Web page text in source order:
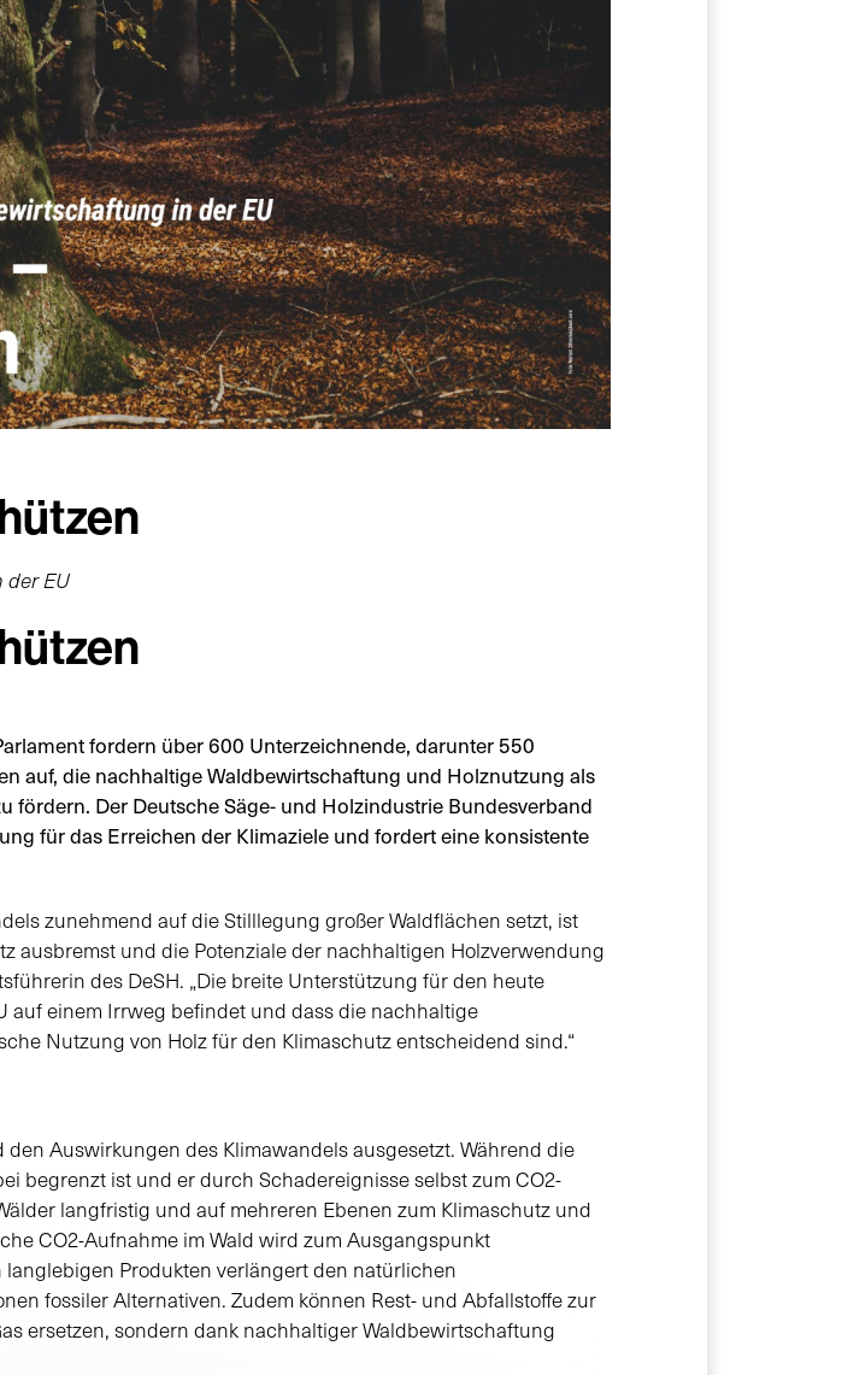
der EU
fordern über 600 Unterzeichnende, darunter 550
auf, die nachhaltige Waldbewirtschaftung und Holznutzung als
fördern. Der Deutsche Säge- und Holzindustrie Bundesverband
für das Erreichen der Klimaziele und fordert eine konsistente
zunehmend auf die Stilllegung großer Waldflächen setzt, ist
ausbremst und die Potenziale der nachhaltigen Holzverwendung
des DeSH. „Die breite Unterstützung für den heute
auf einem Irrweg befindet und dass die nachhaltige
Nutzung von Holz für den Klimaschutz entscheidend sind.“
Auswirkungen des Klimawandels ausgesetzt. Während die
begrenzt ist und er durch Schadereignisse selbst zum CO2-
langfristig und auf mehreren Ebenen zum Klimaschutz und
CO2-Aufnahme im Wald wird zum Ausgangspunkt
Produkten verlängert den natürlichen
fossiler Alternativen. Zudem können Rest- und Abfallstoffe zur
ersetzen, sondern dank nachhaltiger Waldbewirtschaftung